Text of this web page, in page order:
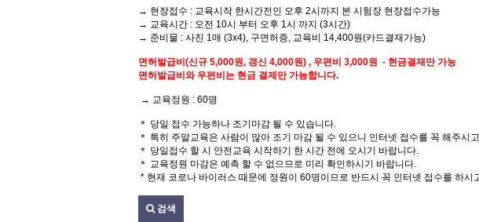
→ 현장접수 : 교육시작 한시간전인 오후 2시까지 본 시험장 현장접수가능
→ 교육시간 : 오전 10시 부터 오후 1시 까지 (3시간)
→ 준비물 : 사진 1매 (3x4), 구면허증, 교육비 14,400원(카드결재가능)
면허발급비(신규 5,000원, 갱신 4,000원) , 우편비 3,000원 - 현금결재만 가능
면허발급비와 우편비는 현금 결제만 가능합니다.
→ 교육정원 : 60명
＊ 당일 접수 가능하나 조기마감 될 수 있습니다.
＊ 특히 주말교육은 사람이 많아 조기 마감 될 수 있으니 인터넷 접수를 꼭 해주시
＊ 당일접수 할 시 안전교육 시작하기 한 시간 전에 오시기 바랍니다.
＊ 교육정원 마감은 예측 할 수 없으므로 미리 확인하시기 바랍니다.
* 현재 코로나 바이러스 때문에 정원이 60명이므로 반드시 꼭 인터넷 접수를 하시
검색